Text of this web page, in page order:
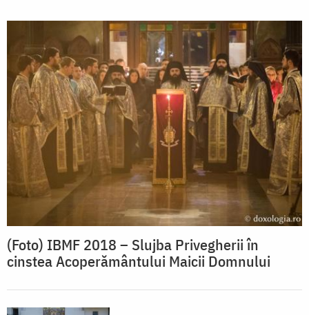
(Foto) IBMF 2018 – Slujba Privegherii în
cinstea Acoperământului Maicii Domnului